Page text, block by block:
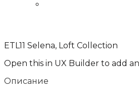
ETL11 Selena, Loft Collection
Open this in UX Builder to add
Описание